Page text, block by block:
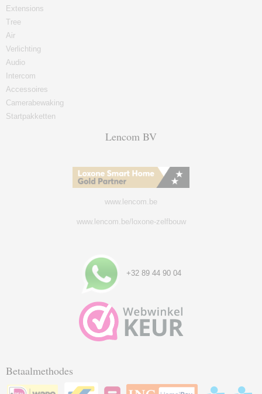
Extensions
Tree
Air
Verlichting
Audio
Intercom
Accessoires
Camerabewaking
Startpakketten
Lencom BV
www.lencom.be
www.lencom.be/loxone-zelfbouw
+32 89 44 90 04
Betaalmethodes